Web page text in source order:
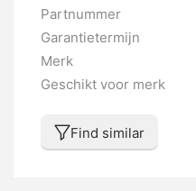
Partnummer
Garantietermijn
Merk
Geschikt voor merk
Find similar